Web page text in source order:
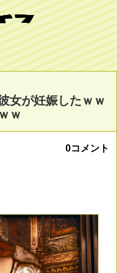
女が妊娠したｗｗ
ｗ
0コメント